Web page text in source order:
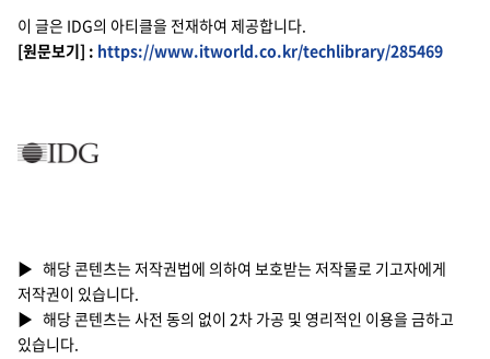
이 글은 IDG의 아티클을 전재하여 제공합니다.
[원문보기] : https://www.itworld.co.kr/techlibrary/285469
▶ 해당 콘텐츠는 저작권법에 의하여 보호받는 저작물로 기고자에게
저작권이 있습니다.
▶ 해당 콘텐츠는 사전 동의 없이 2차 가공 및 영리적인 이용을 금하고
있습니다.